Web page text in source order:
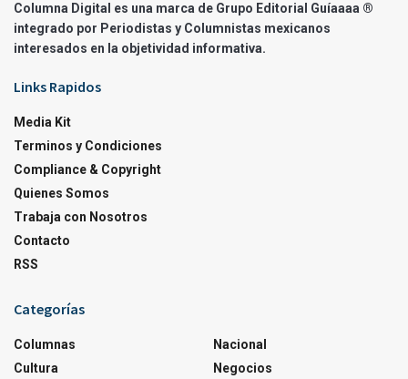
Columna Digital es una marca de Grupo Editorial Guíaaaa ®
integrado por Periodistas y Columnistas mexicanos
interesados en la objetividad informativa.
Links Rapidos
Media Kit
Terminos y Condiciones
Compliance & Copyright
Quienes Somos
Trabaja con Nosotros
Contacto
RSS
Categorías
Columnas
Cultura
Nacional
Negocios